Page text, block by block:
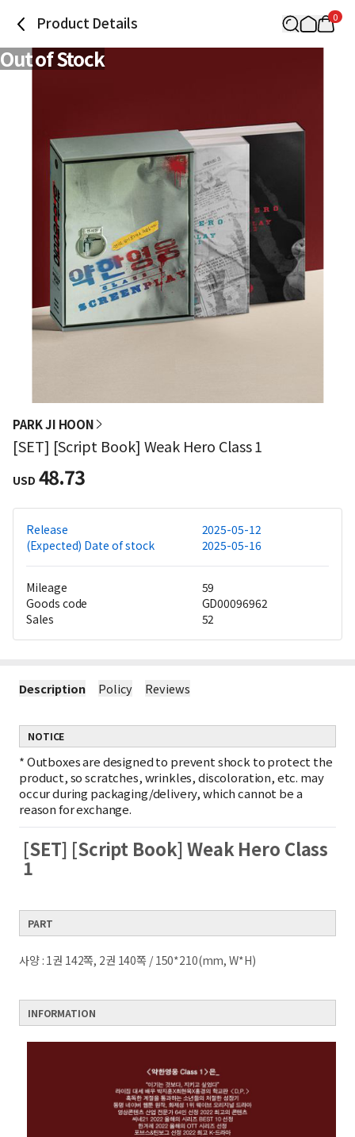
Product Details 0
Out of Stock
PARK JI HOON
[SET] [Script Book] Weak Hero Class 1
USD 48.73
Release
2025-05-12
(Expected) Date of stock
2025-05-16
Mileage
59
Goods code
GD00096962
Sales
52
Description Policy Reviews
NOTICE
*Outboxes are designed to prevent shock to protect the
product, so scratches, wrinkles, discoloration, etc. may
occur during packaging/delivery, which cannot be a
reason for exchange.
[SET] [Script Book] Weak Hero Class
1
PART
사양 : 1권 142쪽, 2권 140쪽 / 150*210(mm, W*H)
INFORMATION